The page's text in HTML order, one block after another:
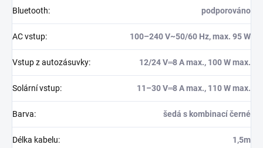
Bluetooth: podporováno
AC vstup: 100–240 V~50/60 Hz, max. 95 W
Vstup z autozásuvky: 12/24 V⎓8 A max., 100 W max.
Solární vstup: 11–30 V⎓8 A max., 110 W max.
Barva: šedá s kombinací černé
Délka kabelu: 1,5m